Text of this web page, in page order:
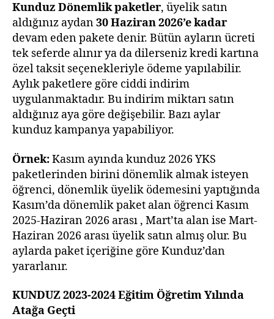
Kunduz Dönemlik paketler, üyelik satın
aldığınız aydan30 Haziran 2026’e kadar
devam eden pakete denir. Bütün ayların ücreti
tek seferde alınır ya da dilerseniz kredi kartına
özel taksit seçenekleriyle ödeme yapılabilir.
Aylık paketlere göre ciddi indirim
uygulanmaktadır. Bu indirim miktarı satın
aldığınız aya göre değişebilir. Bazı aylar
kunduz kampanya yapabiliyor.
Örnek:Kasım ayında kunduz 2026 YKS
paketlerinden birini dönemlik almak isteyen
öğrenci, dönemlik üyelik ödemesini yaptığında
Kasım’da dönemlik paket alan öğrenci Kasım
2025-Haziran 2026 arası , Mart’ta alan ise Mart-
Haziran 2026 arası üyelik satın almış olur. Bu
aylarda paket içeriğine göre Kunduz’dan
yararlanır.
KUNDUZ 2023-2024 Eğitim Öğretim Yılında
Atağa Geçti